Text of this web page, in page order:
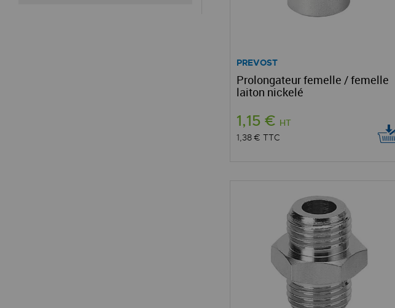
PREVOST
Prolongateur femelle / femelle
laiton nickelé
1,15 € HT
1,38 € TTC